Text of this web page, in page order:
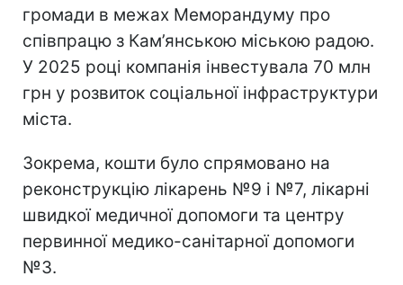
громади в межах Меморандуму про
співпрацю з Кам’янською міською радою.
У 2025 році компанія інвестувала 70 млн
грн у розвиток соціальної інфраструктури
міста.
Зокрема, кошти було спрямовано на
реконструкцію лікарень №9 і №7, лікарні
швидкої медичної допомоги та центру
первинної медико-санітарної допомоги
№3.